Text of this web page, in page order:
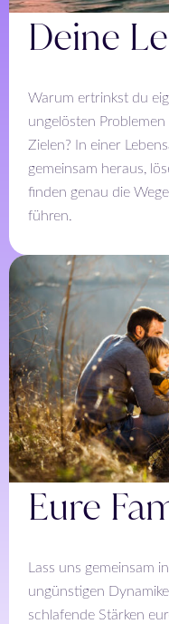
Deine
Warum ertrinkst du
ungelösten
Zielen? In einer
gemeinsam heraus,
finden genau die
führen.
Eure
Lass uns gemeinsam
ungünstigen
schlafende Stärken